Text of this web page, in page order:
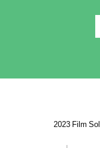
©2023 Film